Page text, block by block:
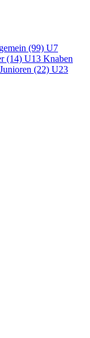
(99) U7
(14) U13 Knaben
(22) U23